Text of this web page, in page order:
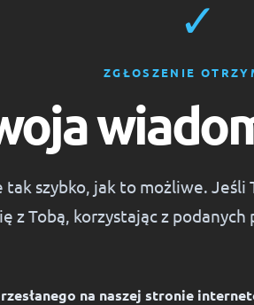
✓
ZGŁOSZENIE
szybko, jak to możliwe.
z Tobą, korzystając z
na naszej stronie